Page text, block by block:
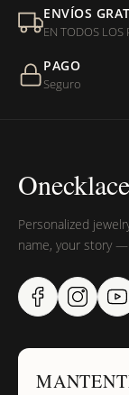
Mi orden fue
entregada?
¿Sus productos
ENVÍOS
EN TODOS LOS
PAGO
Seguro
Onecklace
Personalized
name, your story